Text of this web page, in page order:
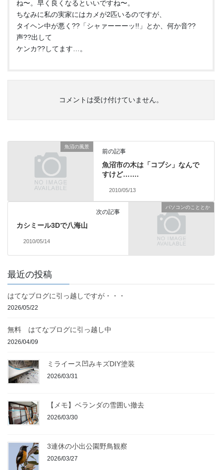
ね〜。早く良くなるといいですね〜。
ちなみに私の実家にはカメが2匹いるのですが、
タイヘン中が悪く??「シャァーーーッ!!」とか、何か音??
声??出して
ケンカ??してます…。
コメントは受け付けていません。
魚沼の風景
前の記事
魚沼市の木は「コブシ」なんで
すけど…….
2010/05/13
パソコンのこととか
次の記事
カシミール3Dで八海山
2010/05/14
最近の投稿
はてなブログに引っ越しですが・・・
2026/05/22
無料 はてなブログに引っ越し中
2026/04/09
ミライース凹みキズDIY塗装
2026/03/31
【メモ】ベランダの雪囲い撤去
2026/03/30
3連休の小出公園野鳥観察
2026/03/27